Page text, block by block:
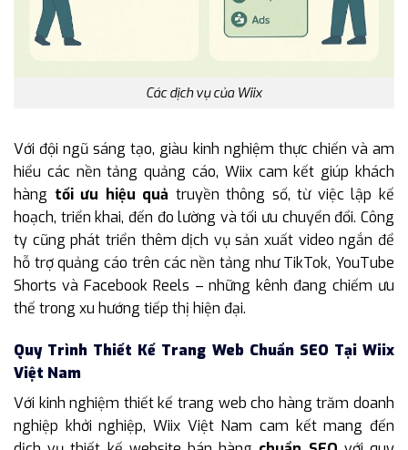
Các dịch vụ của Wiix
Với đội ngũ sáng tạo, giàu kinh nghiệm thực chiến và am
hiểu các nền tảng quảng cáo, Wiix cam kết giúp khách
hàng tối ưu hiệu quả truyền thông số, từ việc lập kế
hoạch, triển khai, đến đo lường và tối ưu chuyển đổi. Công
ty cũng phát triển thêm dịch vụ sản xuất video ngắn để
hỗ trợ quảng cáo trên các nền tảng như TikTok, YouTube
Shorts và Facebook Reels – những kênh đang chiếm ưu
thế trong xu hướng tiếp thị hiện đại.
Quy Trình Thiết Kế Trang Web Chuẩn SEO Tại Wiix
Việt Nam
Với kinh nghiệm thiết kế trang web cho hàng trăm doanh
nghiệp khởi nghiệp, Wiix Việt Nam cam kết mang đến